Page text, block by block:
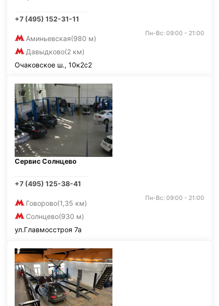
+7 (495) 152-31-11
Аминьевская(980 м)
Давыдково(2 км)
Пн-Вс: 09:00 - 21:00
Очаковское ш., 10к2с2
Сервис Солнцево
+7 (495) 125-38-41
Говорово(1,35 км)
Солнцево(930 м)
Пн-Вс: 09:00 - 21:00
ул.Главмосстроя 7а